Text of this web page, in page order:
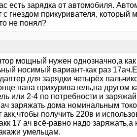
есть зарядка от автомобиля.
с гнездом прикуривателя,
не понял?
мощный нужен однозначно,а как
носимый вариант-как раз
для зарядки четырёх
папа прикуриватель,на другом
или 2-4 по потребности и
заряжать дома номинальным
акк,чтобы получить 220в и
17 ач всё-равно надо
умельцам.